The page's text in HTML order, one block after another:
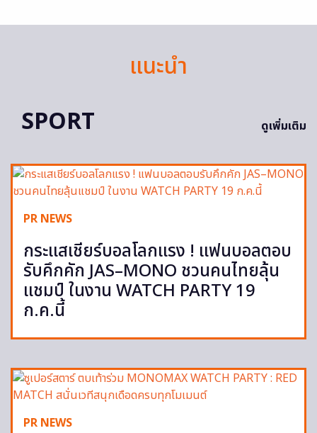
แนะนำ
SPORT
ดูเพิ่มเติม
PR NEWS
กระแสเชียร์บอลโลกแรง ! แฟนบอลตอบ
รับคึกคัก JAS–MONO ชวนคนไทยลุ้น
แชมป์ ในงาน WATCH PARTY 19
ก.ค.นี้
PR NEWS